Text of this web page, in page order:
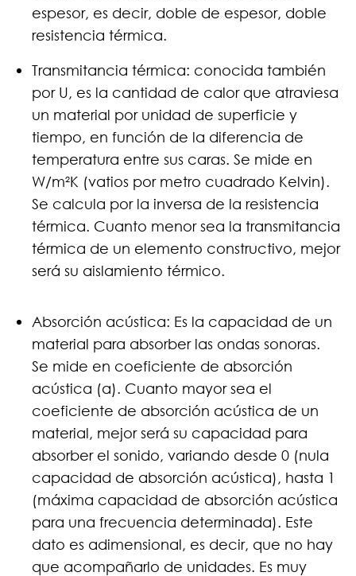
PRODUCTOS
AUTOMOTIVE
TIENDA
NOTICIAS
CONTACTO
espesor, es decir, doble de espesor, doble
resistencia térmica.
Transmitancia térmica: conocida también
por U, es la cantidad de calor que atraviesa
un material por unidad de superficie y
tiempo, en función de la diferencia de
temperatura entre sus caras. Se mide en
W/m²K (vatios por metro cuadrado Kelvin).
Se calcula por la inversa de la resistencia
térmica. Cuanto menor sea la transmitancia
térmica de un elemento constructivo, mejor
será su aislamiento térmico.
Absorción acústica: Es la capacidad de un
material para absorber las ondas sonoras.
Se mide en coeficiente de absorción
acústica (α). Cuanto mayor sea el
coeficiente de absorción acústica de un
material, mejor será su capacidad para
absorber el sonido, variando desde 0 (nula
capacidad de absorción acústica), hasta 1
(máxima capacidad de absorción acústica
para una frecuencia determinada). Este
dato es adimensional, es decir, que no hay
que acompañarlo de unidades. Es muy